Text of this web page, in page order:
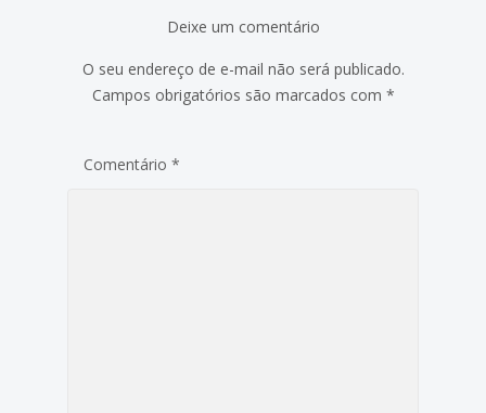
Deixe um comentário
O seu endereço de e-mail não será publicado.
Campos obrigatórios são marcados com *
Comentário *